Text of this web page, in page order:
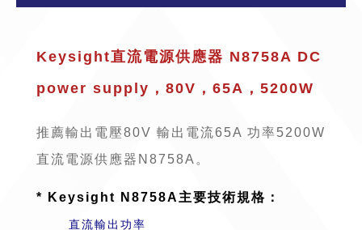
Keysight直流電源供應器 N8758A DC
power supply，80V，65A，5200W
推薦輸出電壓80V 輸出電流65A 功率5200W
直流電源供應器N8758A。
* Keysight N8758A主要技術規格：
直流輸出功率